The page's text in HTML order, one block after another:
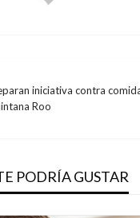
iniciativa contra
Roo
PODRÍA GUSTAR